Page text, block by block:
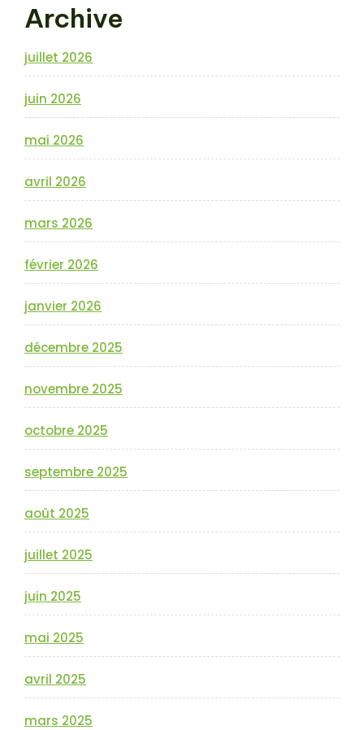
Archive
juillet 2026
juin 2026
mai 2026
avril 2026
mars 2026
février 2026
janvier 2026
décembre 2025
novembre 2025
octobre 2025
septembre 2025
août 2025
juillet 2025
juin 2025
mai 2025
avril 2025
mars 2025